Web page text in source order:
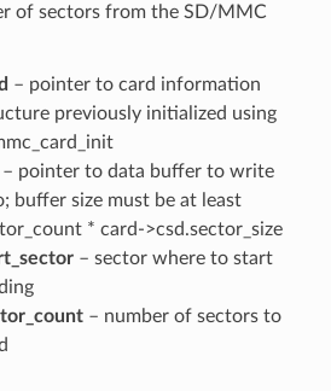
of sectors from the SD/MMC
– pointer to card information
previously initialized using
pointer to data buffer to write
buffer size must be at least
* card->csd.sector_size
– sector where to start
– number of sectors to